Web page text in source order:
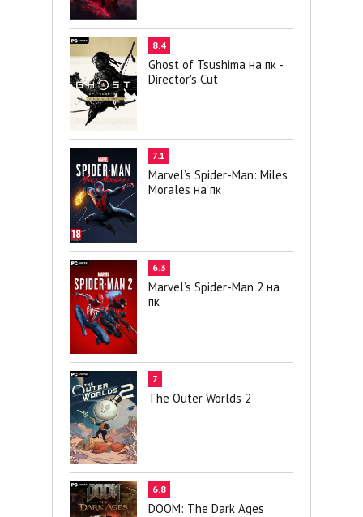
8.4
Ghost of Tsushima на пк -
Director's Cut
7.1
Marvel’s Spider-Man: Miles
Morales на пк
6.3
Marvel’s Spider-Man 2 на
пк
7
The Outer Worlds 2
6.8
DOOM: The Dark Ages